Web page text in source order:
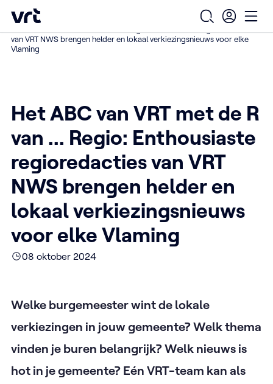
Ga naar de hoofdinhoud
VRT (home)
Open
Home / /
van VRT NWS brengen helder en lokaal verkiezingsnieuws voor elke
Vlaming
Het ABC van VRT met de R
van ... Regio: Enthousiaste
regioredacties van VRT
NWS brengen helder en
lokaal verkiezingsnieuws
voor elke Vlaming
08 oktober 2024
Welke burgemeester wint de lokale
verkiezingen in jouw gemeente? Welk thema
vinden je buren belangrijk? Welk nieuws is
hot in je gemeente? Eén VRT-team kan als